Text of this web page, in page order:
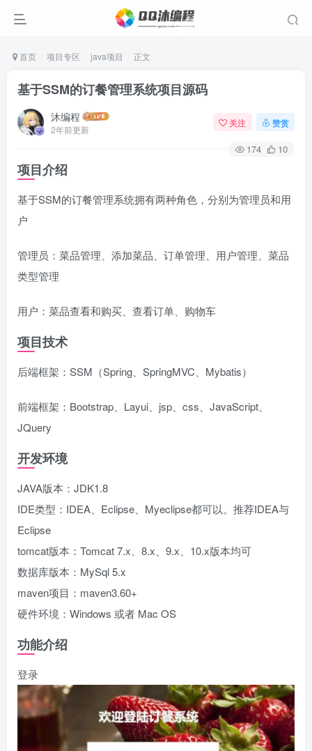
首页 项目专区 java项目 正文
基于SSM的订餐管理系统项目源码
沐编程
2年前更新
关注 赞赏
174 10
项目介绍
基于SSM的订餐管理系统拥有两种角色，分别为管理员和用
户
管理员：菜品管理、添加菜品、订单管理、用户管理、菜品
类型管理
用户：菜品查看和购买、查看订单、购物车
项目技术
后端框架：SSM（Spring、SpringMVC、Mybatis）
前端框架：Bootstrap、Layui、jsp、css、JavaScript、
JQuery
开发环境
JAVA版本：JDK1.8
IDE类型：IDEA、Eclipse、Myeclipse都可以。推荐IDEA与
Eclipse
tomcat版本：Tomcat 7.x、8.x、9.x、10.x版本均可
数据库版本：MySql 5.x
maven项目：maven3.60+
硬件环境：Windows 或者 Mac OS
功能介绍
登录